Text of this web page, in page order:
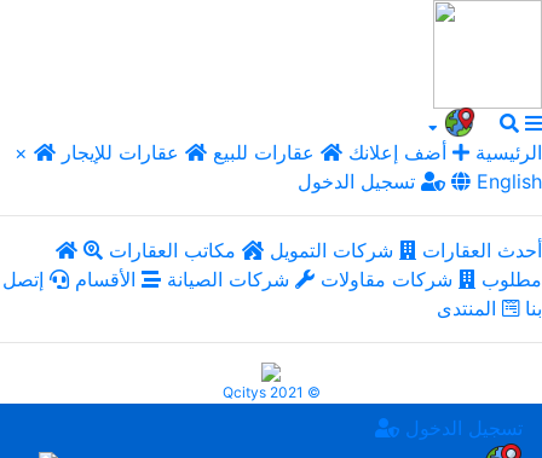
× الرئيسية أضف إعلانك عقارات للبيع
عقارات للإيجار
تسجيل الدخول
English
أحدث العقارات شركات التمويل
مكاتب العقارات
مطلوب
شركات مقاولات شركات الصيانة الأقسام
إتصل
بنا
المنتدى
Qcitys 2021 ©
تسجيل الدخول